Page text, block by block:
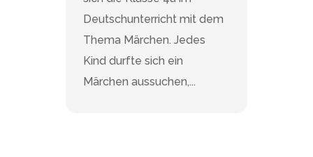
Deutschunterricht mit dem
Thema Märchen. Jedes
Kind durfte sich ein
Märchen aussuchen,...